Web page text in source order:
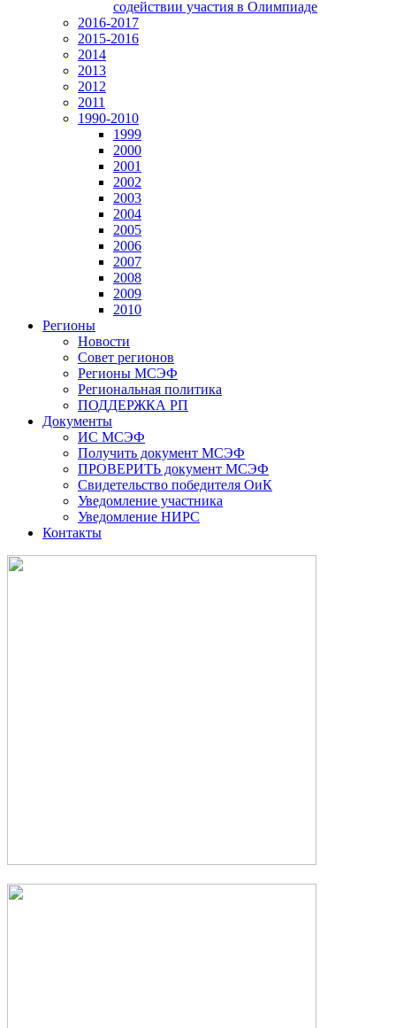
содействии участия в Олимпиаде
2016-2017
2015-2016
2014
2013
2012
2011
1990-2010
1999
2000
2001
2002
2003
2004
2005
2006
2007
2008
2009
2010
Регионы
Новости
Совет регионов
Регионы МСЭФ
Региональная политика
ПОДДЕРЖКА РП
Документы
ИС МСЭФ
Получить документ МСЭФ
ПРОВЕРИТЬ документ МСЭФ
Свидетельство победителя ОиК
Уведомление участника
Уведомление НИРС
Контакты